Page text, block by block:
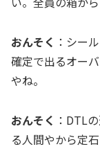
おんそく ：シー
確定で出るオー
やね。
おんそく ：DTL
る人間やから定